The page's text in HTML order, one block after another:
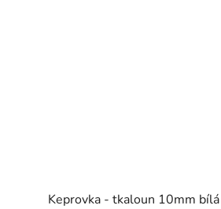
Keprovka - tkaloun 10mm